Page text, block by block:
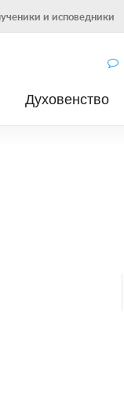
и исповедники
Духовенство